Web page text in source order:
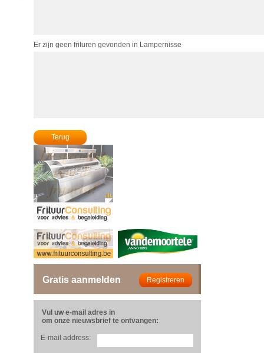
Er zijn geen frituren gevonden in Lampernisse
Terug
Gratis aanmelden
Vul uw e-mail adres in
om onze nieuwsbrief te ontvangen:
E-mail address: